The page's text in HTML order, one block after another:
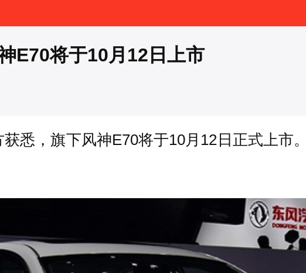
E70将于10月12日上市
获悉，旗下风神E70将于10月12日正式上市